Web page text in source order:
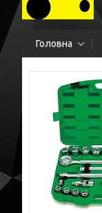
Головна